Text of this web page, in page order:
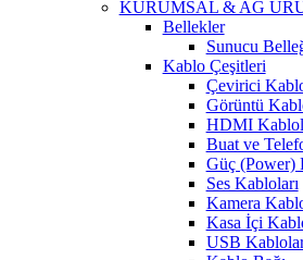
KURUMSAL & AĞ
Bellekler
Sunucu
Kablo Çeşitleri
Çevirici
Görüntü
HDMI
Buat ve
Güç (Power)
Ses Kabloları
Kamera
Kasa İçi
USB